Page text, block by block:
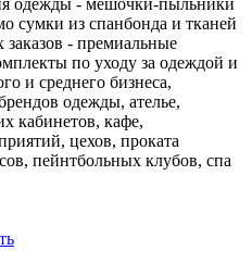
сумки из спанбонда и тканей
- премиальные
по уходу за одеждой и
и среднего бизнеса,
одежды, ателье,
кабинетов, кафе,
цехов, проката
пейнтбольных клубов, спа